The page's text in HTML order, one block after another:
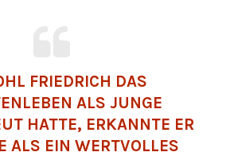
FRIEDRICH DAS
ALS JUNGE
HATTE, ERKANNTE ER
ALS EIN WERTVOLLES